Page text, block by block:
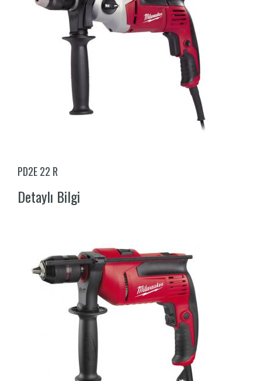
PD2E 22 R
Detaylı Bilgi